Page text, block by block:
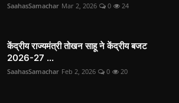
SaahasSamachar Mar 2, 2026 0 24
केंद्रीय राज्यमंत्री तोखन साहू ने केंद्रीय बजट
2026-27 ...
SaahasSamachar Feb 2, 2026 0 20